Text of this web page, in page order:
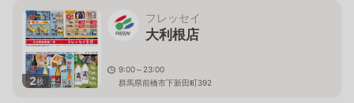
2枚
フレッセイ
大利根店
9:00～23:00
群馬県前橋市下新田町392